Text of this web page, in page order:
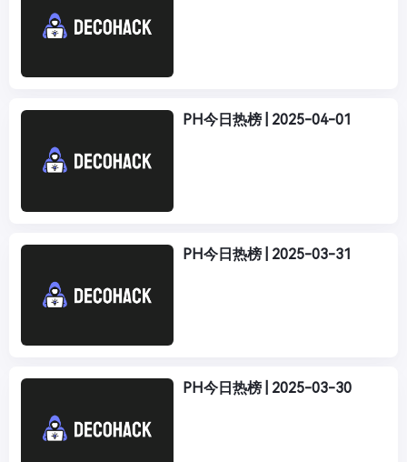
PH今日热榜 | 2025-04-01
PH今日热榜 | 2025-03-31
PH今日热榜 | 2025-03-30